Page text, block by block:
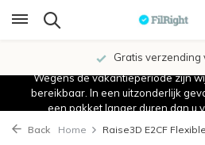
Gratis verzending
Wegens de vakantieperiode zijn
bereikbaar. In een uitzonderlijk
een pakket langer duren dan u
Back Home Raise3D E2CF